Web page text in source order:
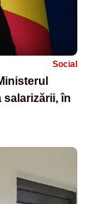
Social
salarizării, în